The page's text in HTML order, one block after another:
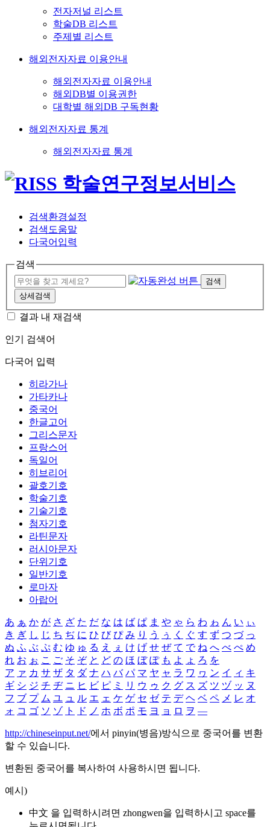
전자저널 리스트
학술DB 리스트
주제별 리스트
해외전자자료 이용안내
해외전자자료 이용안내
해외DB별 이용권한
대학별 해외DB 구독현황
해외전자자료 통계
해외전자자료 통계
검색환경설정
검색도움말
다국어입력
검색
검색
상세검색
결과 내 재검색
인기 검색어
다국어 입력
히라가나
가타카나
중국어
한글고어
그리스문자
프랑스어
독일어
히브리어
괄호기호
학술기호
기술기호
첨자기호
라틴문자
러시아문자
단위기호
일반기호
로마자
아랍어
あ ぁ か が さ ざ た だ な は ば ぱ ま や ゃ ら わ ゎ ん い ぃ
き ぎ し じ ち ぢ に ひ び ぴ み り う ぅ く ぐ す ず つ づ っ
ぬ ふ ぶ ぷ む ゆ ゅ る え ぇ け げ せ ぜ て で ね へ べ ぺ め
れ お ぉ こ ご そ ぞ と ど の ほ ぼ ぽ も よ ょ ろ を
ア ァ カ サ ザ タ ダ ナ ハ バ パ マ ヤ ャ ラ ワ ヮ ン イ ィ キ
ギ シ ジ チ ヂ ニ ヒ ビ ピ ミ リ ウ ゥ ク グ ス ズ ツ ヅ ッ ヌ
フ ブ プ ム ユ ュ ル エ ェ ケ ゲ セ ゼ テ デ ヘ ベ ペ メ レ オ
ォ コ ゴ ソ ゾ ト ド ノ ホ ボ ポ モ ヨ ョ ロ ヲ ―
http://chineseinput.net/에서 pinyin(병음)방식으로 중국어를 변환
할 수 있습니다.
변환된 중국어를 복사하여 사용하시면 됩니다.
예시)
中文 을 입력하시려면 zhongwen을 입력하시고 space를